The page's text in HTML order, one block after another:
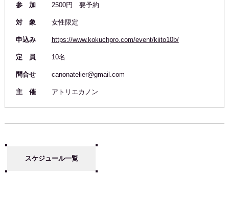
参 加 2500円 要予約
対 象 女性限定
申込み https://www.kokuchpro.com/event/kiito10b/
定 員 10名
問合せ canonatelier@gmail.com
主 催 アトリエカノン
スケジュール一覧